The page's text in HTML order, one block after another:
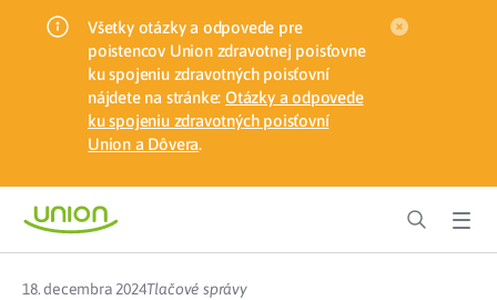
Všetky otázky a odpovede pre
poistencov Union zdravotnej poisťovne
ku spojeniu zdravotných poisťovní
nájdete na stránke: Otázky a odpovede
ku spojeniu zdravotných poisťovní
Union a Dôvera.
18. decembra 2024Tlačové správy